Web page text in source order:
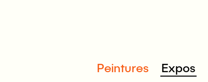
Peintures Expos